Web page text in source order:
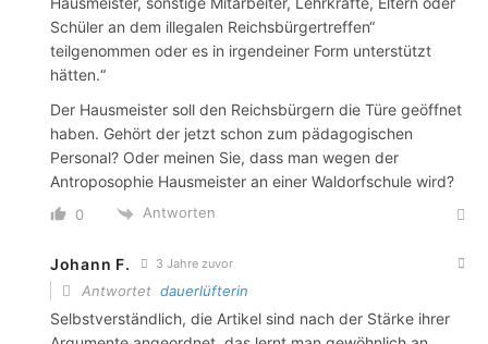
Schüler an dem illegalen Reichsbürgertreffen“
teilgenommen oder es in irgendeiner Form unterstützt
hätten.“
Der Hausmeister soll den Reichsbürgern die Türe geöffnet
haben. Gehört der jetzt schon zum pädagogischen
Personal? Oder meinen Sie, dass man wegen der
Antroposophie Hausmeister an einer Waldorfschule wird?
0 Antworten
Johann F. 3 Jahre zuvor
Antwortet dauerlüfterin
Selbstverständlich, die Artikel sind nach der Stärke ihrer